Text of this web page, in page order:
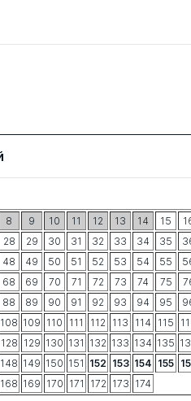
8 9 10 11 12 13 14 15
28 29 30 31 32 33 34 35
48 49 50 51 52 53 54 55
68 69 70 71 72 73 74 75
88 89 90 91 92 93 94 95
108 109 110 111 112 113 114 115
128 129 130 131 132 133 134 135
148 149 150 151 152 153 154 155
168 169 170 171 172 173 174